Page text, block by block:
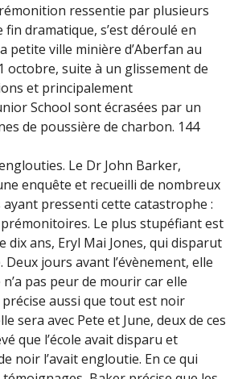
ressentie par plusieurs
dramatique, s’est déroulé en
petite ville minière d’Aberfan au
octobre, suite à un glissement de
et principalement
School sont écrasées par un
de poussière de charbon. 144
Le Dr John Barker,
enquête et recueilli de nombreux
pressenti cette catastrophe :
prémonitoires. Le plus stupéfiant est
dix ans, Eryl Mai Jones, qui disparut
jours avant l’évènement, elle
n’a pas peur de mourir car elle
précise aussi que tout est noir
sera avec Pete et June, deux de ces
que l’école avait disparu et
noir l’avait engloutie. En ce qui